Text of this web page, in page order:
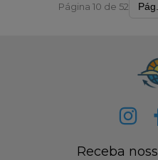
Página 10 de 52
Receba